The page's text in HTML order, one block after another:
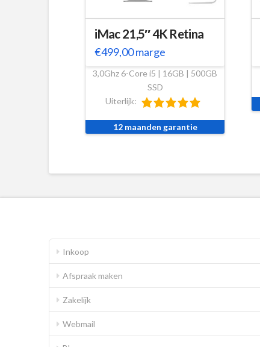
iMac 21,5″ 4K Retina
€499,00marge
3,0Ghz 6-Core i5 | 16GB | 500GB
SSD
Uiterlijk:
12 maanden garantie
Inkoop
Afspraak maken
Zakelijk
Webmail